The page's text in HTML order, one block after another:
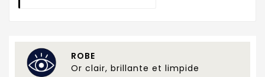
ROBE
Or clair, brillante et limpide